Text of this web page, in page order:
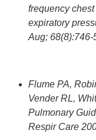
frequency
expiratory
Aug; 68(8):746-
Flume PA,
Vender RL,
Pulmonary
Respir Care